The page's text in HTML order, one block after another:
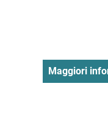
Maggiori